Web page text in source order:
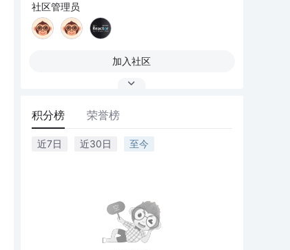
社区管理员
加入社区
积分榜 荣誉榜
近7日 近30日 至今